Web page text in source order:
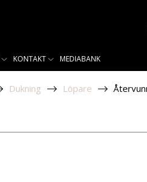
KONTAKT MEDIABANK
Dukning Löpare